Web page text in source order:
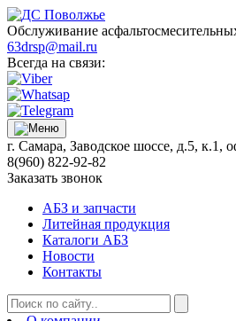
Обслуживание
63drsp@mail.ru
Всегда на связи:
г. Самара, Заводское шоссе, д.5, к.1,
8(960) 822-92-82
Заказать звонок
АБЗ и запчасти
Литейная продукция
Каталоги АБЗ
Новости
Контакты